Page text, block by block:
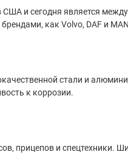
США и сегодня является
как Volvo, DAF и
стали и
к коррозии.
прицепов и спецтехники.